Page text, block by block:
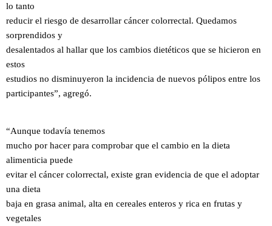
lo tanto
reducir el riesgo de desarrollar cáncer colorrectal. Quedamos
sorprendidos y
desalentados al hallar que los cambios dietéticos que se hicieron en
estos
estudios no disminuyeron la incidencia de nuevos pólipos entre los
participantes”, agregó.
“Aunque todavía tenemos
mucho por hacer para comprobar que el cambio en la dieta
alimenticia puede
evitar el cáncer colorrectal, existe gran evidencia de que el adoptar
una dieta
baja en grasa animal, alta en cereales enteros y rica en frutas y
vegetales